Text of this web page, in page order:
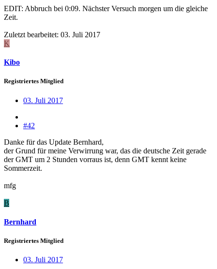
EDIT: Abbruch bei 0:09. Nächster Versuch morgen um die gleiche
Zeit.
Zuletzt bearbeitet: 03. Juli 2017
K
Kibo
Registriertes Mitglied
03. Juli 2017
#42
Danke für das Update Bernhard,
der Grund für meine Verwirrung war, das die deutsche Zeit gerade
der GMT um 2 Stunden vorraus ist, denn GMT kennt keine
Sommerzeit.
mfg
B
Bernhard
Registriertes Mitglied
03. Juli 2017